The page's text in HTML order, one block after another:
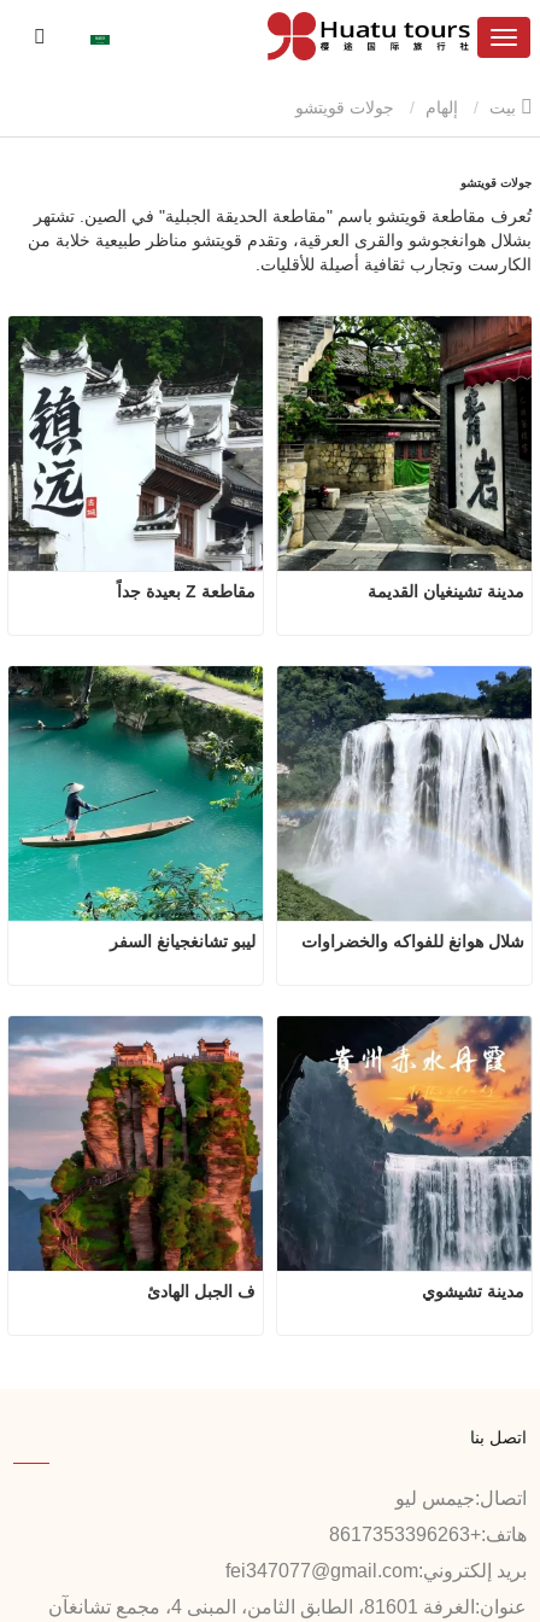
إلهام
جولات قويتشو
تُعرف مقاطعة قويتشو باسم "مقاطعة الحديقة الجبلية" في الصين. تشتهر
بشلال هوانغجوشو والقرى العرقية، وتقدم قويتشو مناظر طبيعية خلابة من
الكارست وتجارب ثقافية أصيلة للأقليات.
مقاطعة Z بعيدة جداً مدينة تشينغيان القديمة
ليبو تشانغجيانغ السفر شلال هوانغ للفواكه والخضراوات
ف الجبل الهادئ مدينة تشيشوي
اتصل بنا
اتصال:جيمس ليو
هاتف:+8617353396263
بريد إلكتروني:fei347077@gmail.com
عنوان:
الغرفة 81601، الطابق الثامن، المبنى 4، مجمع تشانغآن